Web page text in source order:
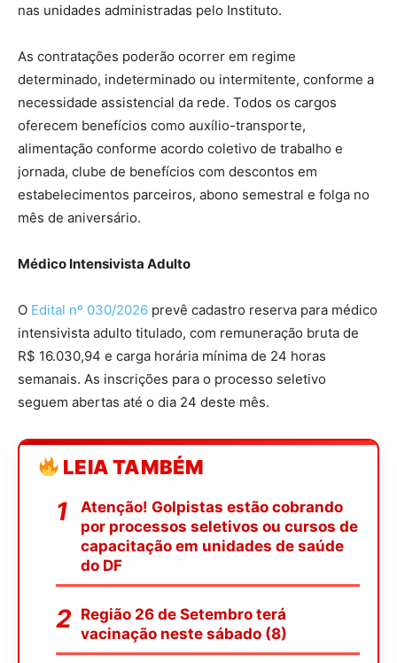
nas unidades administradas pelo Instituto.
As contratações poderão ocorrer em regime
determinado, indeterminado ou intermitente, conforme a
necessidade assistencial da rede. Todos os cargos
oferecem benefícios como auxílio-transporte,
alimentação conforme acordo coletivo de trabalho e
jornada, clube de benefícios com descontos em
estabelecimentos parceiros, abono semestral e folga no
mês de aniversário.
Médico Intensivista Adulto
O Edital nº 030/2026 prevê cadastro reserva para médico
intensivista adulto titulado, com remuneração bruta de
R$ 16.030,94 e carga horária mínima de 24 horas
semanais. As inscrições para o processo seletivo
seguem abertas até o dia 24 deste mês.
LEIA TAMBÉM
Atenção! Golpistas estão cobrando
por processos seletivos ou cursos de
capacitação em unidades de saúde
do DF
Região 26 de Setembro terá
vacinação neste sábado (8)